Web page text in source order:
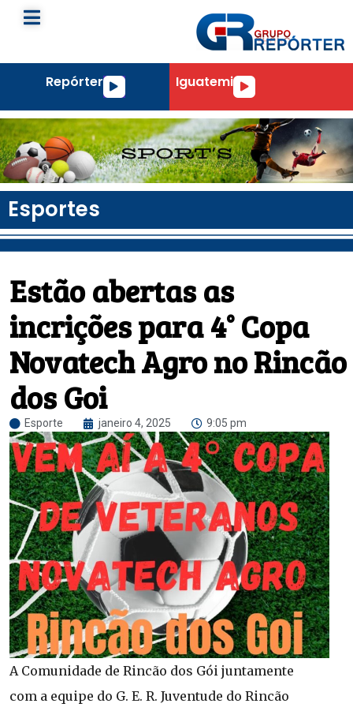
RepórterTocador
áudio
IguatemiTocador
áudio
Esportes
Estão abertas as
incrições para 4° Copa
Novatech Agro no Rincão
dos Goi
Esporte janeiro 4, 2025 9:05 pm
A Comunidade de Rincão dos Gói juntamente
com a equipe do G. E. R. Juventude do Rincão